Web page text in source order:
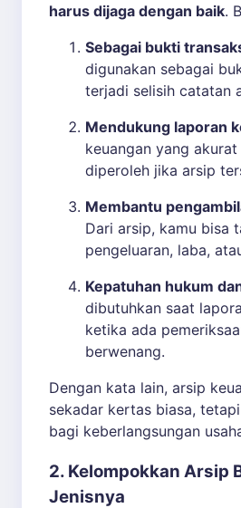
harus dijaga dengan baik.
Sebagai bukti
digunakan sebagai
terjadi selisih catatan
Mendukung laporan
keuangan yang
diperoleh jika arsip
Membantu
Dari arsip, kamu bisa
pengeluaran, laba,
Kepatuhan hukum
dibutuhkan saat
ketika ada
berwenang.
Dengan kata lain, arsip
sekadar kertas biasa,
bagi keberlangsungan
2. Kelompokkan Arsip
Jenisnya